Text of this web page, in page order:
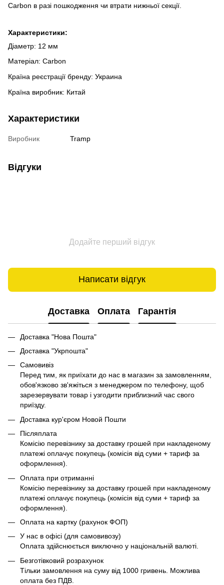
Carbon в разі пошкодження чи втрати нижньої секції.
Характеристики:
Діаметр: 12 мм
Матеріал: Carbon
Країна реєстрації бренду: Украина
Країна виробник: Китай
Характеристики
Виробник Tramp
Відгуки
Додайте перший відгук
Написати відгук
Доставка Оплата Гарантія
Доставка "Нова Пошта"
Доставка "Укрпошта"
Самовивіз
Перед тим, як приїхати до нас в магазин за замовленням,
обов'язково зв'яжіться з менеджером по телефону, щоб
зарезервувати товар і узгодити приблизний час свого
приїзду.
Доставка кур'єром Новой Пошти
Післяплата
Комісію перевізнику за доставку грошей при накладеному
платежі оплачує покупець (комісія від суми + тариф за
оформлення).
Оплата при отриманні
Комісію перевізнику за доставку грошей при накладеному
платежі оплачує покупець (комісія від суми + тариф за
оформлення).
Оплата на картку (рахунок ФОП)
У нас в офісі (для самовивозу)
Оплата здійснюється виключно у національній валюті.
Безготівковий розрахунок
Тільки замовлення на суму від 1000 гривень. Можлива
оплата без ПДВ.